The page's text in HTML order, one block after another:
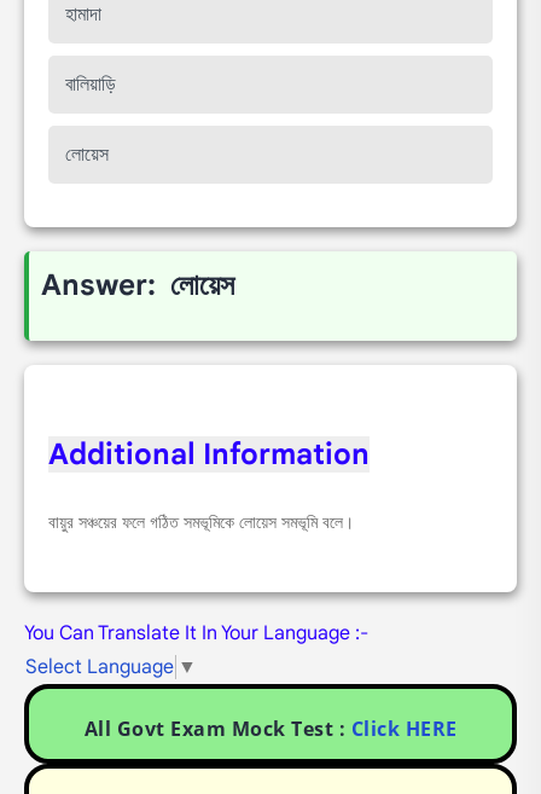
হামাদা
বালিয়াড়ি
লোয়েস
Answer: লোয়েস
Additional Information
বায়ুর সঞ্চয়ের ফলে গঠিত সমভূমিকে লোয়েস সমভূমি বলে।
You Can Translate It In Your Language :-
Select Language ▼
All Govt Exam Mock Test : Click HERE